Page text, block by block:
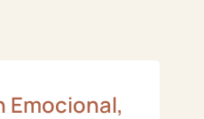
Emocional,